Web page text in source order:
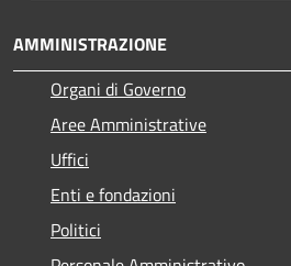
AMMINISTRAZIONE
Organi di Governo
Aree Amministrative
Uffici
Enti e fondazioni
Politici